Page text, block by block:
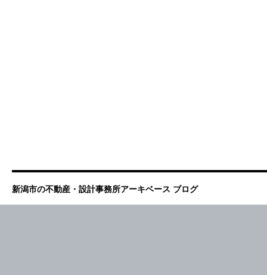
新潟市の不動産・設計事務所アーキベース ブログ